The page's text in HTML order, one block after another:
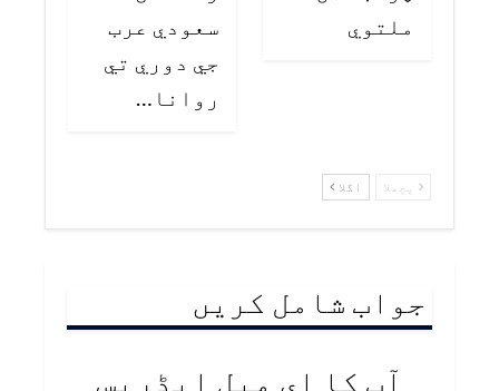
ملتوي
سعودي عرب
جي دوري تي
روانا…
پچھلا اگلا
جواب شامل کریں
آپ کا ای میل ایڈریس